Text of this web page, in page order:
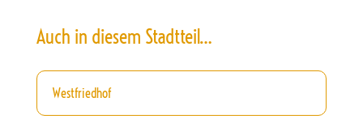
Auch in diesem Stadtteil…
Westfriedhof